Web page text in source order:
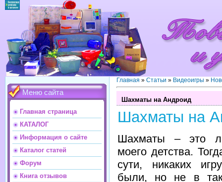
Меню сайта
Главная страница
КАТАЛОГ
Информация о сайте
Каталог статей
Форум
Книга отзывов
Главная » Статьи » Видеоигры »
Шахматы на Андроид
Шахматы на
Шахматы – это
моего детства.
сути, никаких
были, но не в